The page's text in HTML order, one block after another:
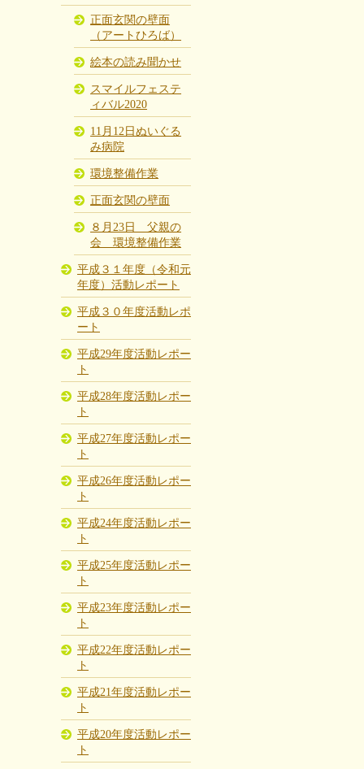
正面玄関の壁面
（アートひろば）
絵本の読み聞かせ
スマイルフェステ
ィバル2020
11月12日ぬいぐる
み病院
環境整備作業
正面玄関の壁面
８月23日 父親の
会 環境整備作業
平成３１年度（令和元
年度）活動レポート
平成３０年度活動レポ
ート
平成29年度活動レポー
ト
平成28年度活動レポー
ト
平成27年度活動レポー
ト
平成26年度活動レポー
ト
平成24年度活動レポー
ト
平成25年度活動レポー
ト
平成23年度活動レポー
ト
平成22年度活動レポー
ト
平成21年度活動レポー
ト
平成20年度活動レポー
ト